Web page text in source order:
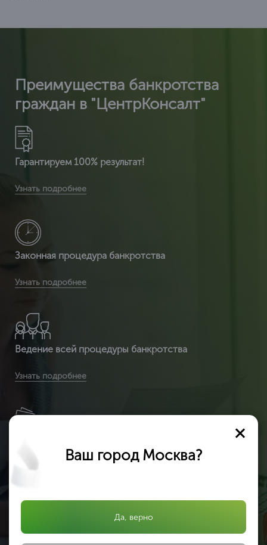
Преимущества банкротства
граждан в "ЦентрКонсалт"
Гарантируем 100% результат!
сертификат ИСО 14001 + расширенный сертификат по
Узнать подробнее
Законная процедура банкротства
являемся сертификационным центром и делаем
Узнать подробнее
Ведение всей процедуры банкротства
14001 от 2 часов
Узнать подробнее
России
Узнать подробнее
Ваш город Москва?
Да, верно